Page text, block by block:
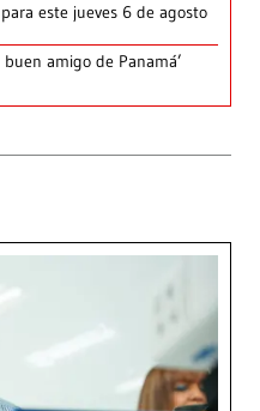
este jueves 6 de agosto
amigo de Panamá’